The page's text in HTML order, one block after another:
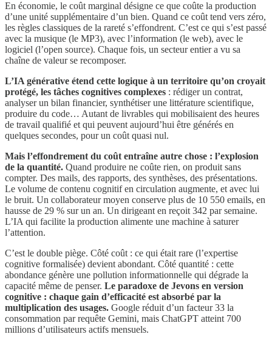
En économie, le coût marginal désigne ce que coûte la production
d’une unité supplémentaire d’un bien. Quand ce coût tend vers zéro,
les règles classiques de la rareté s’effondrent. C’est ce qui s’est passé
avec la musique (le MP3), avec l’information (le web), avec le
logiciel (l’open source). Chaque fois, un secteur entier a vu sa
chaîne de valeur se recomposer.
L’IA générative étend cette logique à un territoire qu’on croyait
protégé, les tâches cognitives complexes : rédiger un contrat,
analyser un bilan financier, synthétiser une littérature scientifique,
produire du code… Autant de livrables qui mobilisaient des heures
de travail qualifié et qui peuvent aujourd’hui être générés en
quelques secondes, pour un coût quasi nul.
Mais l’effondrement du coût entraîne autre chose : l’explosion
de la quantité. Quand produire ne coûte rien, on produit sans
compter. Des mails, des rapports, des synthèses, des présentations.
Le volume de contenu cognitif en circulation augmente, et avec lui
le bruit. Un collaborateur moyen conserve plus de 10 550 emails, en
hausse de 29 % sur un an. Un dirigeant en reçoit 342 par semaine.
L’IA qui facilite la production alimente une machine à saturer
l’attention.
C’est le double piège. Côté coût : ce qui était rare (l’expertise
cognitive formalisée) devient abondant. Côté quantité : cette
abondance génère une pollution informationnelle qui dégrade la
capacité même de penser. Le paradoxe de Jevons en version
cognitive : chaque gain d’efficacité est absorbé par la
multiplication des usages. Google réduit d’un facteur 33 la
consommation par requête Gemini, mais ChatGPT atteint 700
millions d’utilisateurs actifs mensuels.